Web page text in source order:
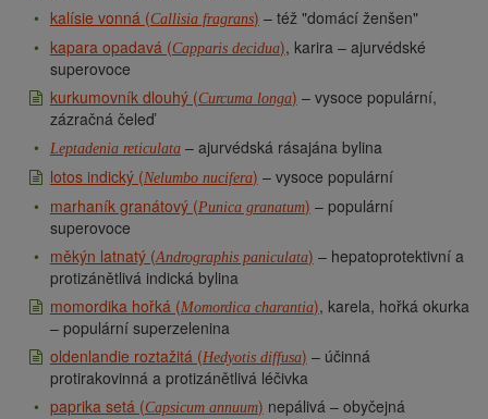
kalísie vonná (Callisia fragrans) – též "domácí ženšen"
kapara opadavá (Capparis decidua), karira – ajurvédské
superovoce
kurkumovník dlouhý (Curcuma longa) – vysoce populární,
zázračná čeleď
Leptadenia reticulata– ajurvédská rásajána bylina
lotos indický (Nelumbo nucifera) – vysoce populární
marhaník granátový (Punica granatum) – populární
superovoce
měkýn latnatý (Andrographis paniculata) – hepatoprotektivní a
protizánětlivá indická bylina
momordika hořká (Momordica charantia), karela, hořká okurka
– populární superzelenina
oldenlandie roztažitá (Hedyotis diffusa) – účinná
protirakovinná a protizánětlivá léčivka
paprika setá (Capsicum annuum) nepálivá – obyčejná